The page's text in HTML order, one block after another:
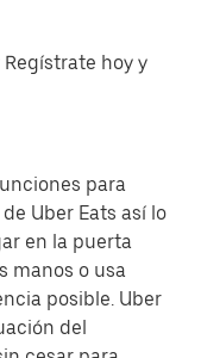
hoy y
para
Uber Eats así lo
en la puerta
manos o usa
posible. Uber
del